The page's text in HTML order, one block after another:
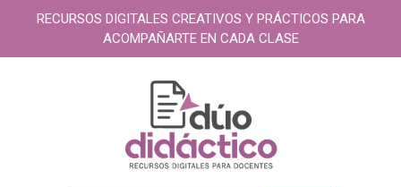
RECURSOS DIGITALES CREATIVOS Y PRÁCTICOS PARA
ACOMPAÑARTE EN CADA CLASE